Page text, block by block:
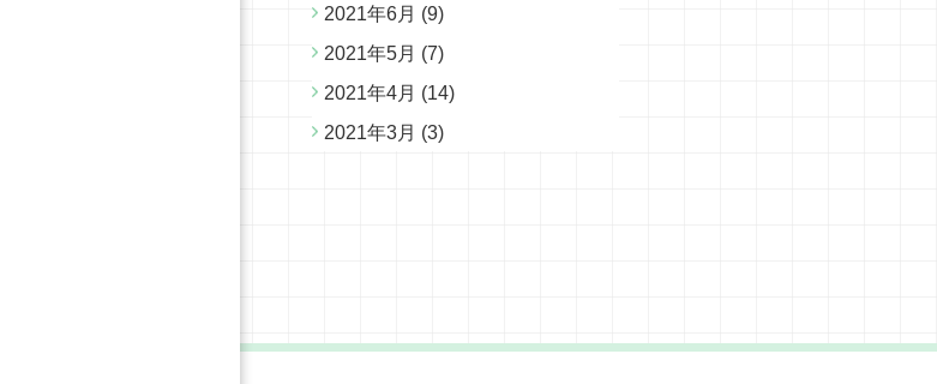
2021年6月 (9)
2021年5月 (7)
2021年4月 (14)
2021年3月 (3)